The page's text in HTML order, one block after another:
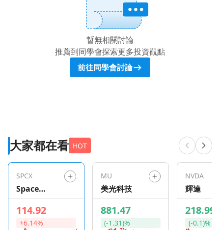
暫無相關討論
推薦到同學會探索更多投資觀點
前往同學會討論
大家都在看 HOT
SPCX
Space
Exploration
Technologie
s
114.92
+6.14%
MU
美光科技
881.47
(-1.31)%
NVDA
輝達
218.99
(-0.1)%